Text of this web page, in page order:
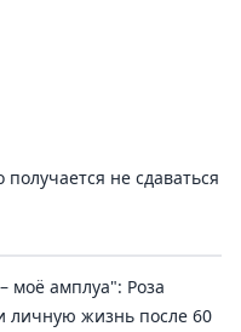
не сдаваться
моё амплуа": Роза
личную жизнь после 60